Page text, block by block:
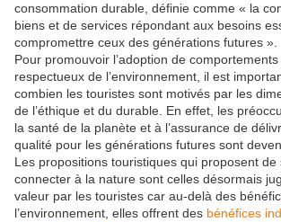
consommation durable, définie comme « la
biens et de services répondant aux besoins
compromettre ceux des générations futures ».
Pour promouvoir l’adoption de
respectueux de l’environnement, il est
combien les touristes sont motivés par les
de l’éthique et du durable. En effet, les
la santé de la planète et à l’assurance de
qualité pour les générations futures sont
Les propositions touristiques qui proposent de
connecter à la nature sont celles désormais
valeur par les touristes car au-delà des
l’environnement, elles offrent des bénéfices